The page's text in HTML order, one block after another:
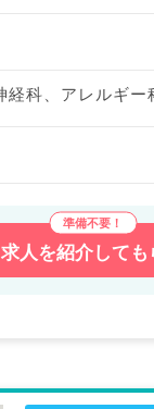
求人を紹介しても